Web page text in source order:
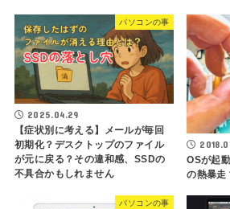
パソコンの事
2025.04.29
【症状別に考える】メールが毎回
初期化？デスクトップのファイル
が元に戻る？その違和感、SSDの
不具合かもしれません
OSが起
の熱暴走
パソコンの事